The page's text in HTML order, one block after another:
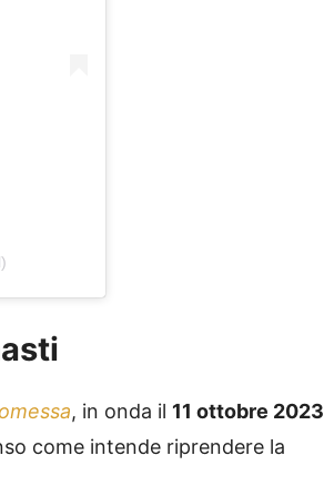
, in onda il 11 ottobre 2023
come intende riprendere la